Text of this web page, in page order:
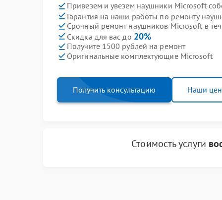
Привезем и увезем наушники Microsoft
Гарантия на наши работы по ремонту
Срочный ремонт наушников Microsoft в
Скидка для вас до 20%
Получите 1500 рублей на ремонт
Оригинальные комплектующие Microsoft
Получить консультацию Наши
Стоимость услуги